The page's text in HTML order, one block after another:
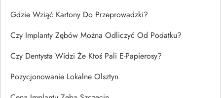
Gdzie Wziąć Kartony Do Przeprowadzki?
Czy Implanty Zębów Można Odliczyć Od Podatku?
Czy Dentysta Widzi Że Ktoś Pali E-Papierosy?
Pozycjonowanie Lokalne Olsztyn